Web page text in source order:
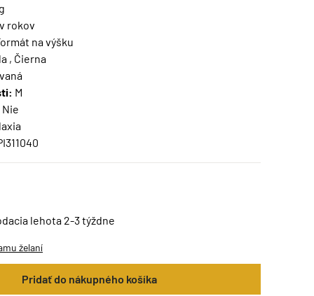
rokov
na výšku
, Čierna
M
Nie
lehota 2-3 týždne
želaní
Pridať do nákupného košíka